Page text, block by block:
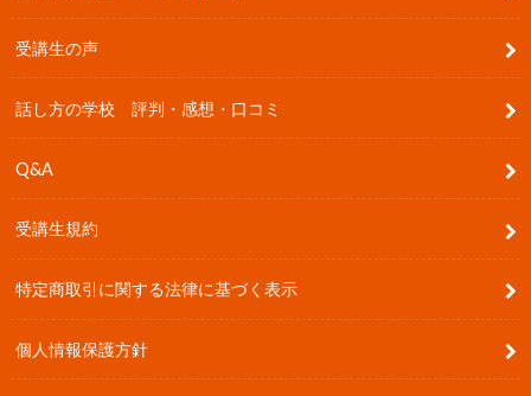
受講生の声
話し方の学校 評判・感想・口コミ
Q&A
受講生規約
特定商取引に関する法律に基づく表示
個人情報保護方針